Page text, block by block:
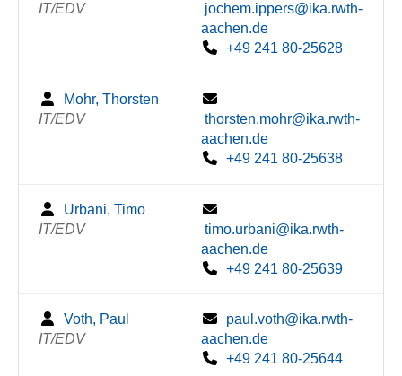
IT/EDV
jochem.ippers@ika.rwth-
aachen.de
+49 241 80-25628
Mohr, Thorsten
IT/EDV
thorsten.mohr@ika.rwth-
aachen.de
+49 241 80-25638
Urbani, Timo
IT/EDV
timo.urbani@ika.rwth-
aachen.de
+49 241 80-25639
Voth, Paul
IT/EDV
paul.voth@ika.rwth-
aachen.de
+49 241 80-25644